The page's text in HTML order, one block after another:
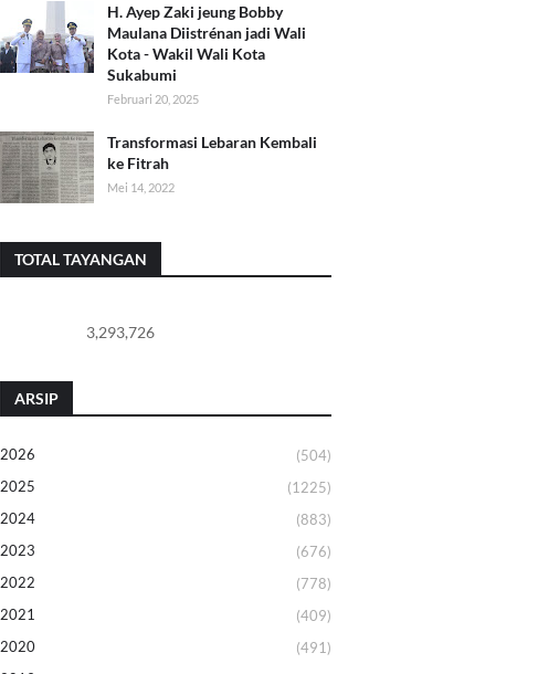
H. Ayep Zaki jeung Bobby
Maulana Diistrénan jadi Wali
Kota - Wakil Wali Kota
Sukabumi
Februari 20, 2025
Transformasi Lebaran Kembali
ke Fitrah
Mei 14, 2022
TOTAL TAYANGAN
3,293,726
ARSIP
2026
(504)
2025
(1225)
2024
(883)
2023
(676)
2022
(778)
2021
(409)
2020
(491)